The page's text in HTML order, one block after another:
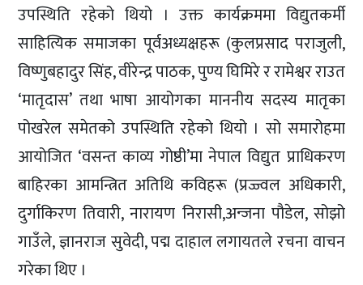
उपस्थिति रहेको थियो । उक्त कार्यक्रममा विद्युतकर्मी
साहित्यिक समाजका पूर्वअध्यक्षहरू (कुलप्रसाद पराजुली,
विष्णुबहादुर सिंह, वीरेन्द्र पाठक, पुण्य घिमिरे र रामेश्वर राउत
‘मातृदास’ तथा भाषा आयोगका माननीय सदस्य मातृका
पोखरेल समेतको उपस्थिति रहेको थियो । सो समारोहमा
आयोजित ‘वसन्त काव्य गोष्ठी’मा नेपाल विद्युत प्राधिकरण
बाहिरका आमन्त्रित अतिथि कविहरू (प्रज्ज्वल अधिकारी,
दुर्गाकिरण तिवारी, नारायण निरासी,अन्जना पौडेल, सोझो
गाउँले, ज्ञानराज सुवेदी, पद्म दाहाल लगायतले रचना वाचन
गरेका थिए ।